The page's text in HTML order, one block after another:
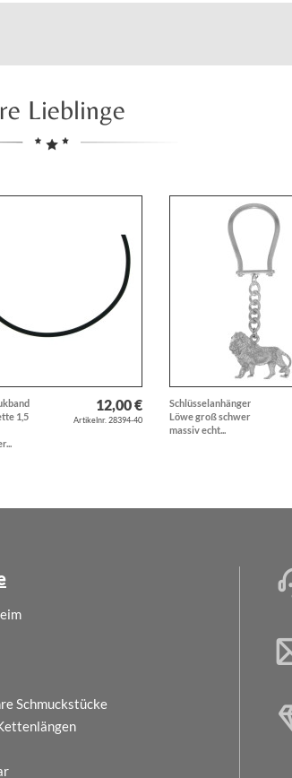
Lieblinge
1,5
12,00 €
Artikelnr. 28394-40
Schlüsselanhänger
Löwe groß schwer
massiv echt...
Schmuckstücke